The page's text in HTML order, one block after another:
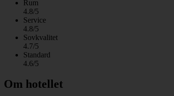
Rum
4.8/5
Service
4.8/5
Sovkvalitet
4.7/5
Standard
4.6/5
Om hotellet